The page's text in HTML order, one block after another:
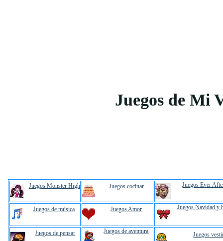
Juegos de Mi
Juegos Monster High Juegos cocinar Juegos Ever
Juegos de música Juegos Amor Juegos Navidad y
Juegos de pensar Juegos de aventura. Juegos